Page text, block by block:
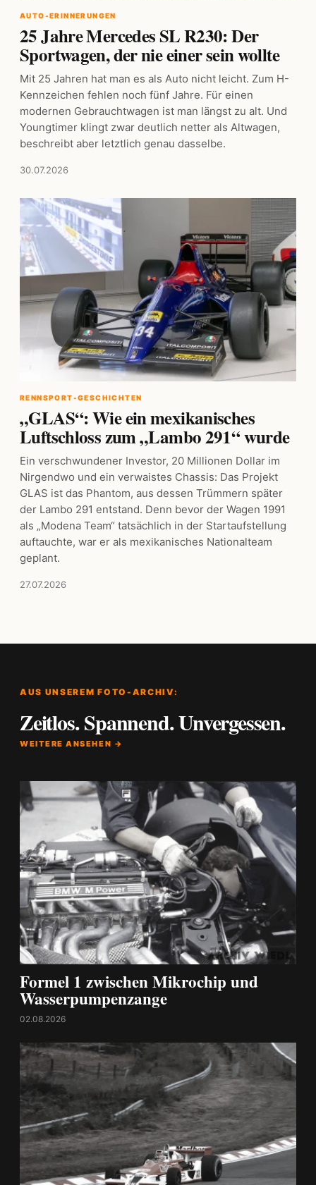
AUTO-ERINNERUNGEN
25 Jahre Mercedes SL R230: Der
Sportwagen, der nie einer sein wollte
Mit 25 Jahren hat man es als Auto nicht leicht. Zum H-
Kennzeichen fehlen noch fünf Jahre. Für einen
modernen Gebrauchtwagen ist man längst zu alt. Und
Youngtimer klingt zwar deutlich netter als Altwagen,
beschreibt aber letztlich genau dasselbe.
30.07.2026
RENNSPORT-GESCHICHTEN
„GLAS“: Wie ein mexikanisches
Luftschloss zum „Lambo 291“ wurde
Ein verschwundener Investor, 20 Millionen Dollar im
Nirgendwo und ein verwaistes Chassis: Das Projekt
GLAS ist das Phantom, aus dessen Trümmern später
der Lambo 291 entstand. Denn bevor der Wagen 1991
als „Modena Team“ tatsächlich in der Startaufstellung
auftauchte, war er als mexikanisches Nationalteam
geplant.
27.07.2026
AUS UNSEREM FOTO-ARCHIV:
Zeitlos. Spannend. Unvergessen.
WEITERE ANSEHEN →
Formel 1 zwischen Mikrochip und
Wasserpumpenzange
02.08.2026